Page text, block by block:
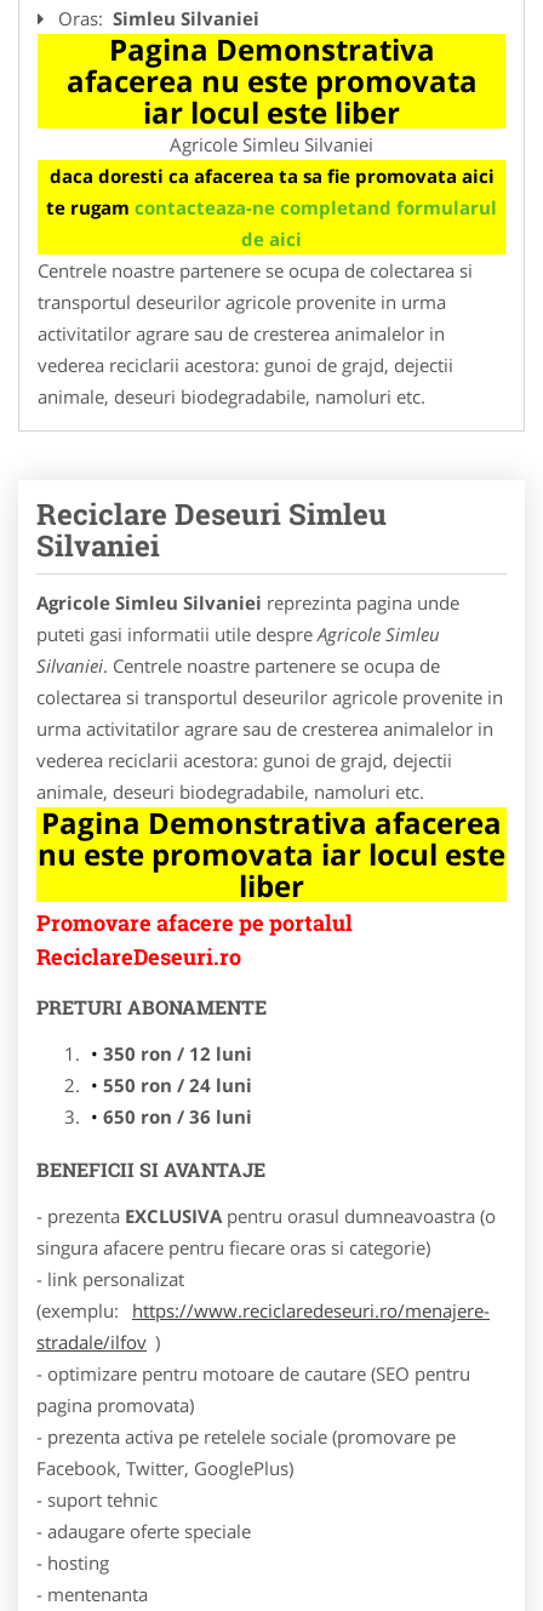
Oras: Simleu Silvaniei
Pagina Demonstrativa
afacerea nu este promovata
iar locul este liber
Agricole Simleu Silvaniei
daca doresti ca afacerea ta sa fie promovata aici
te rugam contacteaza-ne completand formularul
de aici
Centrele noastre partenere se ocupa de colectarea si
transportul deseurilor agricole provenite in urma
activitatilor agrare sau de cresterea animalelor in
vederea reciclarii acestora: gunoi de grajd, dejectii
animale, deseuri biodegradabile, namoluri etc.
Reciclare Deseuri Simleu
Silvaniei
Agricole Simleu Silvaniei reprezinta pagina unde
puteti gasi informatii utile despre Agricole Simleu
Silvaniei. Centrele noastre partenere se ocupa de
colectarea si transportul deseurilor agricole provenite in
urma activitatilor agrare sau de cresterea animalelor in
vederea reciclarii acestora: gunoi de grajd, dejectii
animale, deseuri biodegradabile, namoluri etc.
Pagina Demonstrativa afacerea
nu este promovata iar locul este
liber
Promovare afacere pe portalul
ReciclareDeseuri.ro
PRETURI ABONAMENTE
350 ron / 12 luni
550 ron / 24 luni
650 ron / 36 luni
BENEFICII SI AVANTAJE
- prezenta EXCLUSIVA pentru orasul dumneavoastra (o
singura afacere pentru fiecare oras si categorie)
- link personalizat
(exemplu:
https://www.reciclaredeseuri.ro/menajere-
stradale/ilfov )
- optimizare pentru motoare de cautare (SEO pentru
pagina promovata)
- prezenta activa pe retelele sociale (promovare pe
Facebook, Twitter, GooglePlus)
- suport tehnic
- adaugare oferte speciale
- hosting
- mentenanta